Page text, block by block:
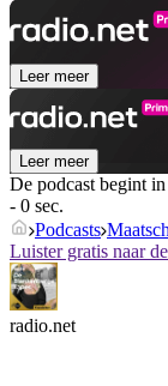
Leer meer
Leer meer
De podcast begint in
- 0 sec.
Podcasts
Luister gratis naar
radio.net